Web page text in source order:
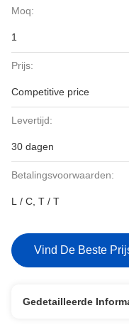
Moq:
1
Prijs:
Competitive price
Levertijd:
30 dagen
Betalingsvoorwaarden:
L / C, T / T
Vind De Beste
Gedetailleerde